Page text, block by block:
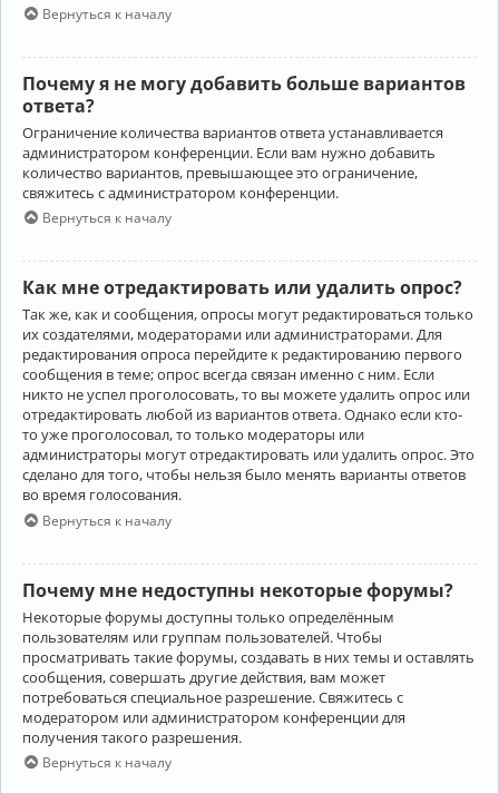
Вернуться к началу
Почему я не могу добавить больше вариантов
ответа?
Ограничение количества вариантов ответа устанавливается
администратором конференции. Если вам нужно добавить
количество вариантов, превышающее это ограничение,
свяжитесь с администратором конференции.
Вернуться к началу
Как мне отредактировать или удалить опрос?
Так же, как и сообщения, опросы могут редактироваться только
их создателями, модераторами или администраторами. Для
редактирования опроса перейдите к редактированию первого
сообщения в теме; опрос всегда связан именно с ним. Если
никто не успел проголосовать, то вы можете удалить опрос или
отредактировать любой из вариантов ответа. Однако если кто-
то уже проголосовал, то только модераторы или
администраторы могут отредактировать или удалить опрос. Это
сделано для того, чтобы нельзя было менять варианты ответов
во время голосования.
Вернуться к началу
Почему мне недоступны некоторые форумы?
Некоторые форумы доступны только определённым
пользователям или группам пользователей. Чтобы
просматривать такие форумы, создавать в них темы и оставлять
сообщения, совершать другие действия, вам может
потребоваться специальное разрешение. Свяжитесь с
модератором или администратором конференции для
получения такого разрешения.
Вернуться к началу